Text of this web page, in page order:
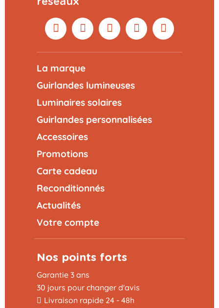
La marque
Guirlandes lumineuses
Luminaires solaires
Guirlandes personnalisées
Accessoires
Promotions
Carte cadeau
Reconditionnés
Actualités
Votre compte
Nos points forts
Garantie 3 ans
30 jours pour changer d'avis
Livraison rapide 24 - 48h